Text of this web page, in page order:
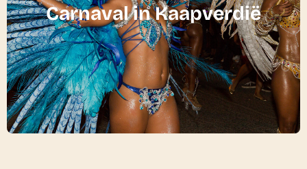
Carnaval in Kaapverdië